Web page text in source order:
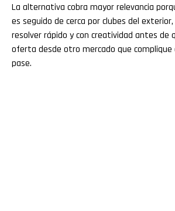
La alternativa cobra mayor relevancia
es seguido de cerca por clubes del
resolver rápido y con creatividad antes de
oferta desde otro mercado que
pase.